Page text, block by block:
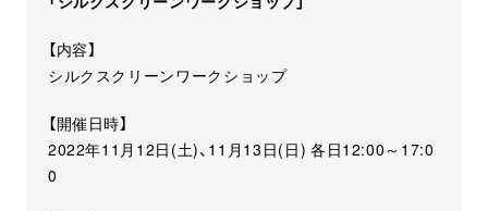
【内容】
シルクスクリーンワークショップ
【開催日時】
2022年11月12日(土)、11月13日(日) 各日12:00～17:0
0